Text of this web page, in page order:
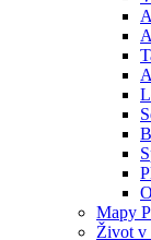
Mapy
Život v